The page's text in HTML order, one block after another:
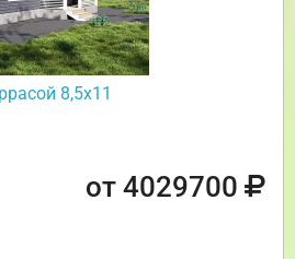
8,5х11
от 4029700